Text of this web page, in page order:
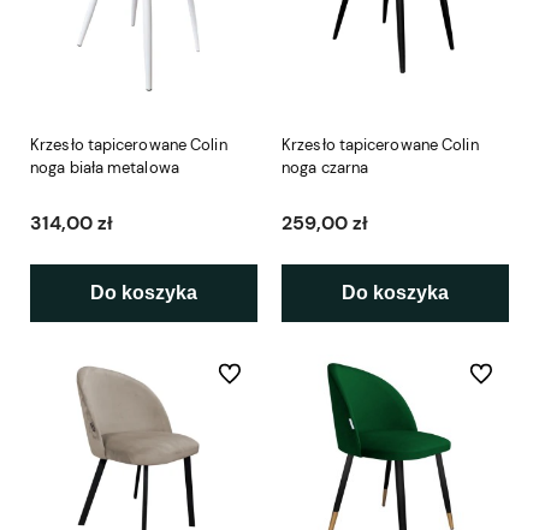
Krzesło tapicerowane Colin
noga biała metalowa
314,00 zł
Do koszyka
Krzesło tapicerowane Colin
noga czarna
259,00 zł
Do koszyka
Do ulubionych Do